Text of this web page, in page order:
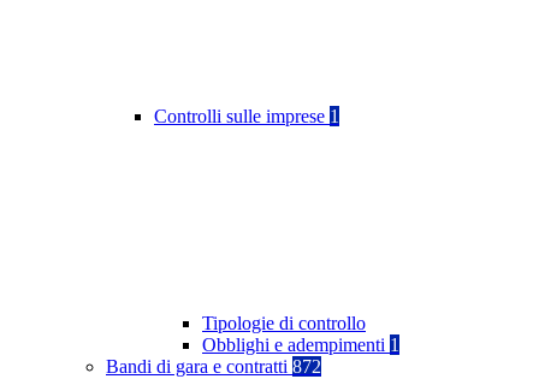
Controlli sulle imprese 1
Tipologie di controllo
Obblighi e adempimenti 1
Bandi di gara e contratti 872